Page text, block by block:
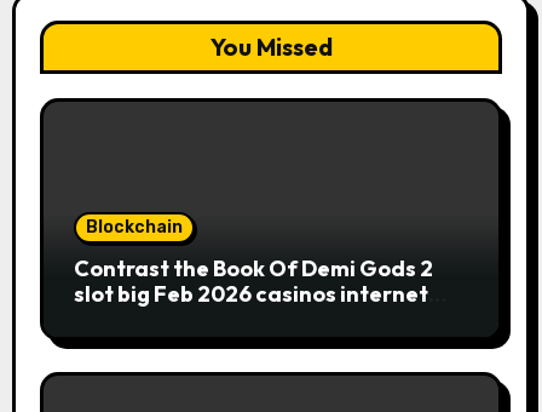
You Missed
Blockchain
Contrast the Book Of Demi Gods 2
slot big Feb 2026 casinos internet